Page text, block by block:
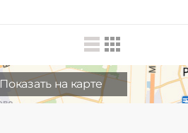
Показать на карте